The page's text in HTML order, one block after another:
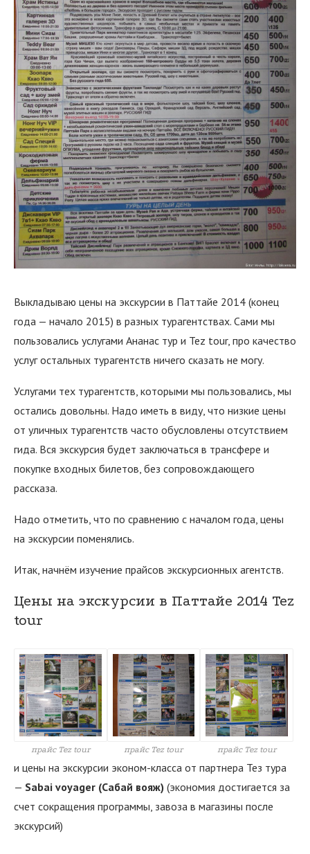
Выкладываю цены на экскурсии в Паттайе 2014 (конец
года — начало 2015) в разных турагентствах. Сами мы
пользовались услугами Ананас тур и Tez tour, про качество
услуг остальных турагентств ничего сказать не могу.
Услугами тех турагентств, которыми мы пользовались, мы
остались довольны. Надо иметь в виду, что низкие цены
от уличных турагентств часто обусловлены отсутствием
гида. Вся экскурсия будет заключаться в трансфере и
покупке входных билетов, без сопровождающего
рассказа.
Надо отметить, что по сравнению с началом года, цены
на экскурсии поменялись.
Итак, начнём изучение прайсов экскурсионных агентств.
Цены на экскурсии в Паттайе 2014 Tez
tour
прайс Tez tour прайс Tez tour прайс Tez tour
и цены на экскурсии эконом-класса от партнера Тез тура
— Sabai voyager (Сабай вояж) (экономия достигается за
счет сокращения программы, завоза в магазины после
экскурсий)